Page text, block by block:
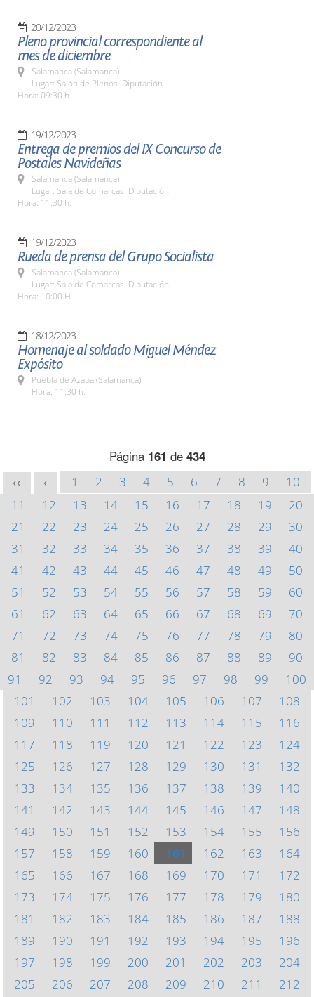
20/12/2023
Pleno provincial correspondiente al
mes de diciembre
Salamanca (Salamanca)
Lugar: Salón de Plenos. Diputación
Hora: 09:30 h.
19/12/2023
Entrega de premios del IX Concurso de
Postales Navideñas
Salamanca (Salamanca)
Lugar: Sala de Comarcas. Diputación
Hora: 11:30 h.
19/12/2023
Rueda de prensa del Grupo Socialista
Salamanca (Salamanca)
Lugar: Sala de Comarcas. Diputación
Hora: 10:00 H.
18/12/2023
Homenaje al soldado Miguel Méndez
Expósito
Puebla de Azaba (Salamanca)
Hora: 11:30 h.
Página 161 de 434
<< < 1 2 3 4 5 6 7 8 9
10
11
12 13 14 15 16 17 18 19
20
21
22 23 24 25 26 27 28 29
30
31
32 33 34 35 36 37 38 39
40
41
42 43 44 45 46 47 48 49
50
51
52 53 54 55 56 57 58 59
60
61
62 63 64 65 66 67 68 69
70
71
72 73 74 75 76 77 78 79
80
81
82 83 84 85 86 87 88 89
90
91
92 93 94 95 96 97 98 99
100
101
102 103 104 105 106 107
108
109
110 111 112 113 114 115
116
117
118 119 120 121 122 123
124
125
126 127 128 129 130 131
132
133
134 135 136 137 138 139
140
141
142 143 144 145 146 147
148
149
150 151 152 153 154 155
156
157
158 159 160 161 162 163
164
165
166 167 168 169 170 171
172
173
174 175 176 177 178 179
180
181
182 183 184 185 186 187
188
189
190 191 192 193 194 195
196
197
198 199 200 201 202 203
204
205
206 207 208 209 210 211
212